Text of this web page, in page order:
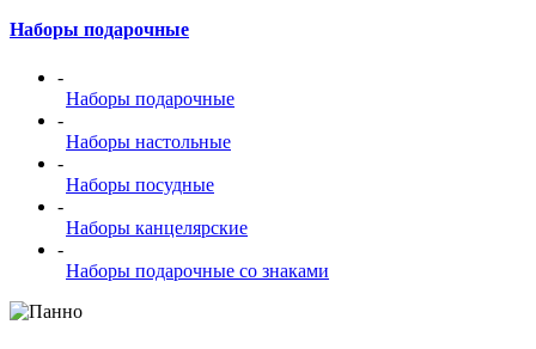
Наборы подарочные
-
Наборы подарочные
-
Наборы настольные
-
Наборы посудные
-
Наборы канцелярские
-
Наборы подарочные со знаками